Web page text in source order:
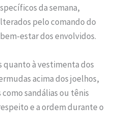
da semana,
pelo comando do
estar dos envolvidos.
quanto à vestimenta dos
acima dos joelhos,
sandálias ou tênis
e a ordem durante o